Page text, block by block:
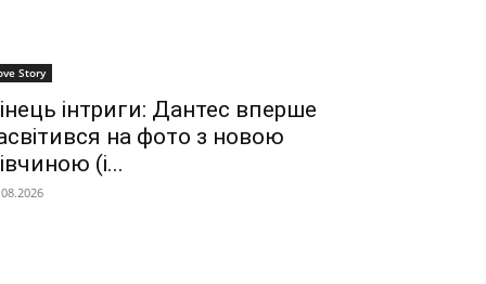
Story
інтриги: Дантес вперше
на фото з новою
(і...